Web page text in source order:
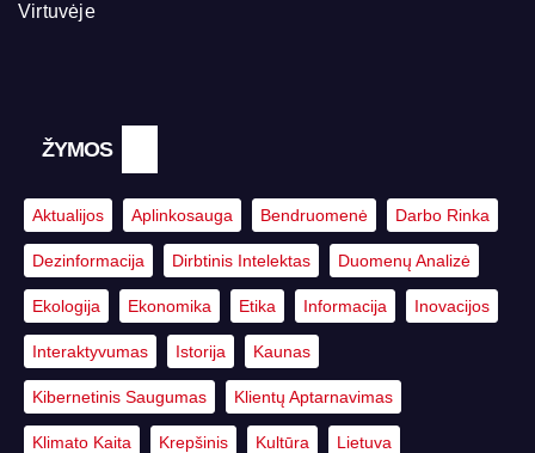
Virtuvėje
ŽYMOS
Aktualijos Aplinkosauga Bendruomenė Darbo Rinka
Dezinformacija Dirbtinis Intelektas Duomenų Analizė
Ekologija Ekonomika Etika Informacija Inovacijos
Interaktyvumas Istorija Kaunas
Kibernetinis Saugumas Klientų Aptarnavimas
Klimato Kaita Krepšinis Kultūra Lietuva